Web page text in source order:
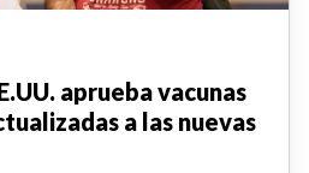
aprueba vacunas
a las nuevas